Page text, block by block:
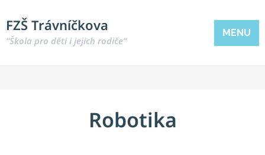
FZŠ Trávníčkova
“Škola pro děti i jejich rodiče“
MENU
Robotika